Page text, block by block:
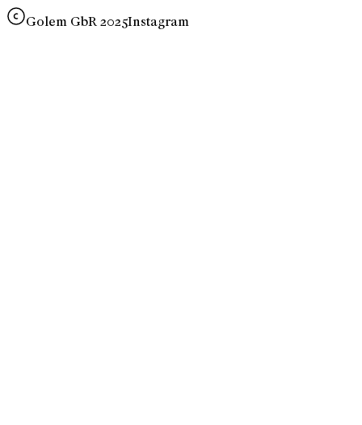
Golem GbR 2025Instagram